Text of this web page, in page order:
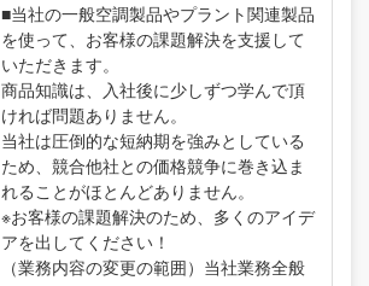
■当社の一般空調製品やプラント関連製品
を使って、お客様の課題解決を支援して
いただきます。
商品知識は、入社後に少しずつ学んで頂
ければ問題ありません。
当社は圧倒的な短納期を強みとしている
ため、競合他社との価格競争に巻き込ま
れることがほとんどありません。
※お客様の課題解決のため、多くのアイデ
アを出してください！
（業務内容の変更の範囲）当社業務全般